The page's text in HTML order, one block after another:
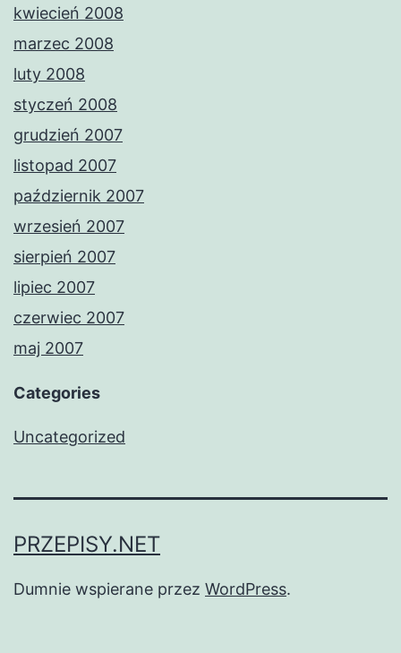
kwiecień 2008
marzec 2008
luty 2008
styczeń 2008
grudzień 2007
listopad 2007
październik 2007
wrzesień 2007
sierpień 2007
lipiec 2007
czerwiec 2007
maj 2007
Categories
Uncategorized
PRZEPISY.NET
Dumnie wspierane przez WordPress.